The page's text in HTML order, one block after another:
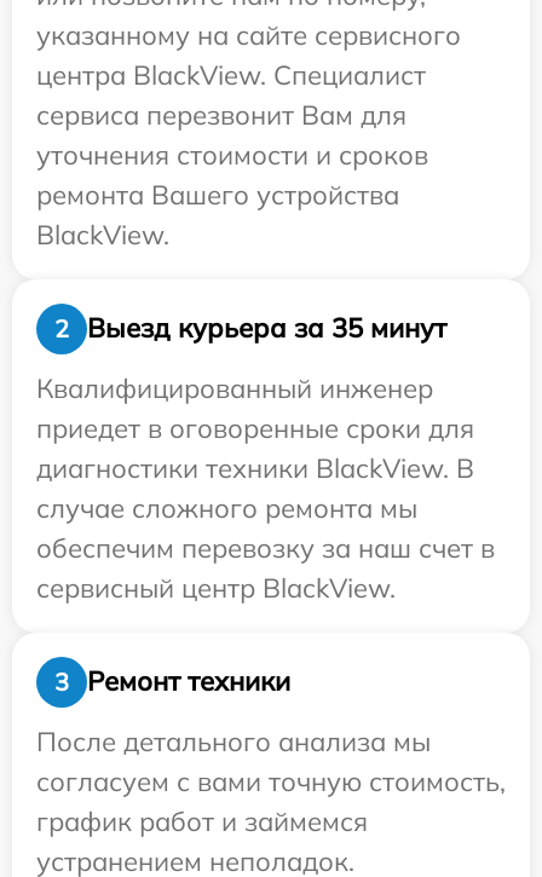
указанному на сайте сервисного
центра BlackView. Специалист
сервиса перезвонит Вам для
уточнения стоимости и сроков
ремонта Вашего устройства
BlackView.
2
Выезд курьера за 35 минут
Квалифицированный инженер
приедет в оговоренные сроки для
диагностики техники BlackView. В
случае сложного ремонта мы
обеспечим перевозку за наш счет в
сервисный центр BlackView.
3
Ремонт техники
После детального анализа мы
согласуем с вами точную стоимость,
график работ и займемся
устранением неполадок.